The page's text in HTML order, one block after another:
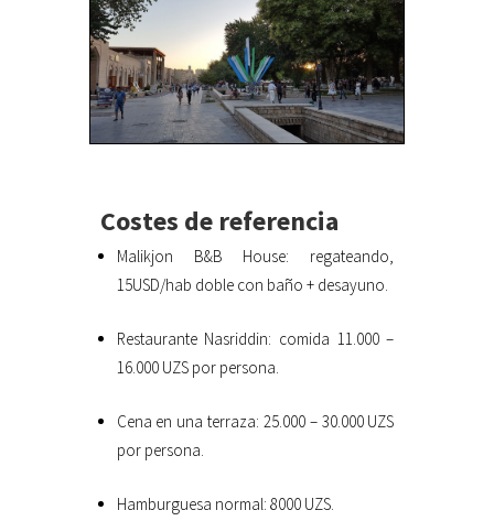
Costes de referencia
Malikjon B&B House: regateando,
15USD/hab doble con baño + desayuno.
Restaurante Nasriddin: comida 11.000 –
16.000 UZS por persona.
Cena en una terraza: 25.000 – 30.000 UZS
por persona.
Hamburguesa normal: 8000 UZS.